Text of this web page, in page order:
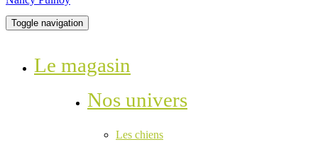
Toggle navigation
Le magasin
Nos univers
Les chiens